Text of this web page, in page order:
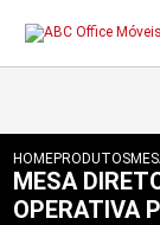
HOMEPRODUTOS
MESA
OPERATIVA